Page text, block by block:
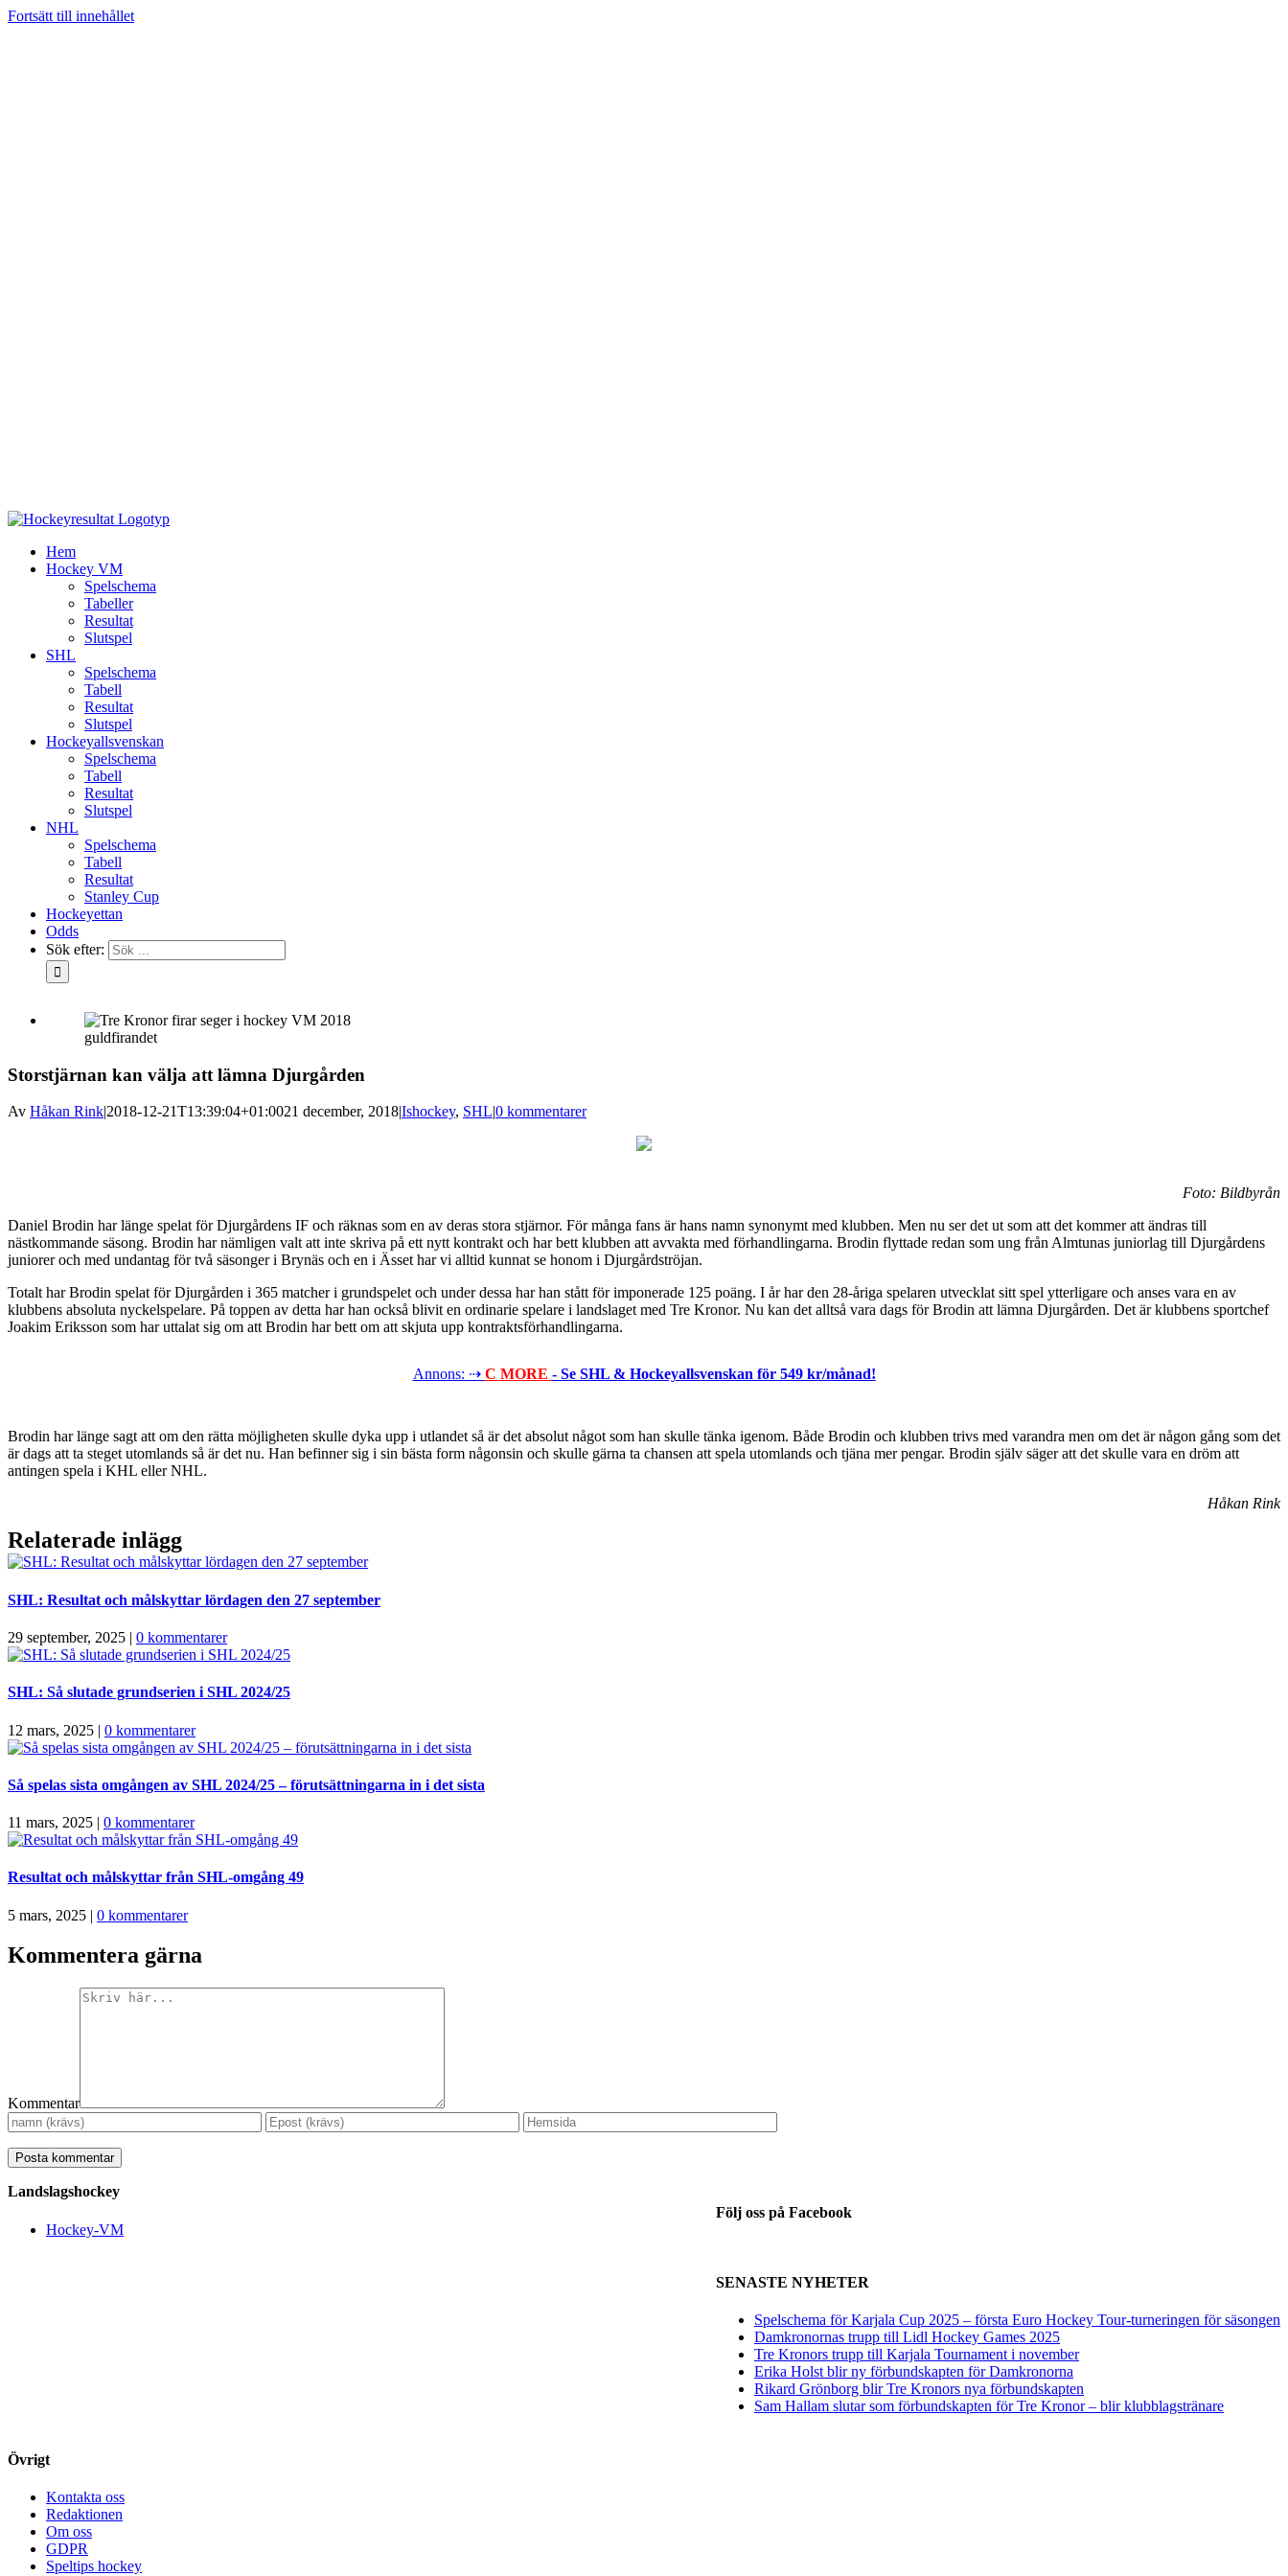
Fortsätt till innehållet
Hem
Hockey VM
Spelschema
Tabeller
Resultat
Slutspel
SHL
Spelschema
Tabell
Resultat
Slutspel
Hockeyallsvenskan
Spelschema
Tabell
Resultat
Slutspel
NHL
Spelschema
Tabell
Resultat
Stanley Cup
Hockeyettan
Odds
Sök efter:
guldfirandet
Storstjärnan kan välja att lämna Djurgården
Av Håkan Rink|2018-12-21T13:39:04+01:0021 december, 2018|Ishockey, SHL|0 kommentarer
Foto: Bildbyrån
Daniel Brodin har länge spelat för Djurgårdens IF och räknas som en av deras stora stjärnor. För många fans är hans namn synonymt med klubben. Men nu ser det ut som att det kommer att ändras till
nästkommande säsong. Brodin har nämligen valt att inte skriva på ett nytt kontrakt och har bett klubben att avvakta med förhandlingarna. Brodin flyttade redan som ung från Almtunas juniorlag till Djurgårdens
juniorer och med undantag för två säsonger i Brynäs och en i Ässet har vi alltid kunnat se honom i Djurgårdströjan.
Totalt har Brodin spelat för Djurgården i 365 matcher i grundspelet och under dessa har han stått för imponerade 125 poäng. I år har den 28-åriga spelaren utvecklat sitt spel ytterligare och anses vara en av
klubbens absoluta nyckelspelare. På toppen av detta har han också blivit en ordinarie spelare i landslaget med Tre Kronor. Nu kan det alltså vara dags för Brodin att lämna Djurgården. Det är klubbens sportchef
Joakim Eriksson som har uttalat sig om att Brodin har bett om att skjuta upp kontraktsförhandlingarna.
Annons: ⇢ C MORE - Se SHL & Hockeyallsvenskan för 549 kr/månad!
Brodin har länge sagt att om den rätta möjligheten skulle dyka upp i utlandet så är det absolut något som han skulle tänka igenom. Både Brodin och klubben trivs med varandra men om det är någon gång som det
är dags att ta steget utomlands så är det nu. Han befinner sig i sin bästa form någonsin och skulle gärna ta chansen att spela utomlands och tjäna mer pengar. Brodin själv säger att det skulle vara en dröm att
antingen spela i KHL eller NHL.
Håkan Rink
Relaterade inlägg
SHL: Resultat och målskyttar lördagen den 27 september
29 september, 2025 | 0 kommentarer
SHL: Så slutade grundserien i SHL 2024/25
12 mars, 2025 | 0 kommentarer
Så spelas sista omgången av SHL 2024/25 – förutsättningarna in i det sista
11 mars, 2025 | 0 kommentarer
Resultat och målskyttar från SHL-omgång 49
5 mars, 2025 | 0 kommentarer
Kommentera gärna
Kommentar
Följ oss på Facebook
SENASTE NYHETER
Spelschema för Karjala Cup 2025 – första Euro Hockey Tour-turneringen för säsongen
Damkronornas trupp till Lidl Hockey Games 2025
Tre Kronors trupp till Karjala Tournament i november
Erika Holst blir ny förbundskapten för Damkronorna
Rikard Grönborg blir Tre Kronors nya förbundskapten
Sam Hallam slutar som förbundskapten för Tre Kronor – blir klubblagstränare
Landslagshockey
Hockey-VM
Övrigt
Kontakta oss
Redaktionen
Om oss
GDPR
Speltips hockey